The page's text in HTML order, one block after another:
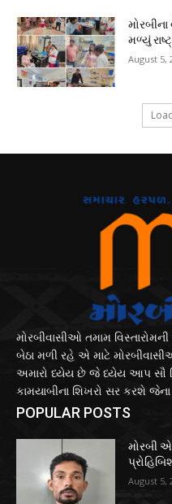
મળ્યું
August 5,
મોરબીવાસીઓ તમામ
બેઠા મળી રહે એ માટે
અમારો ધ્યેય છે જે ધ્યેય આપ સૌ
કામયાબીના શિખરો સર કરશે
POPULAR POSTS
મોરબી
August 5,